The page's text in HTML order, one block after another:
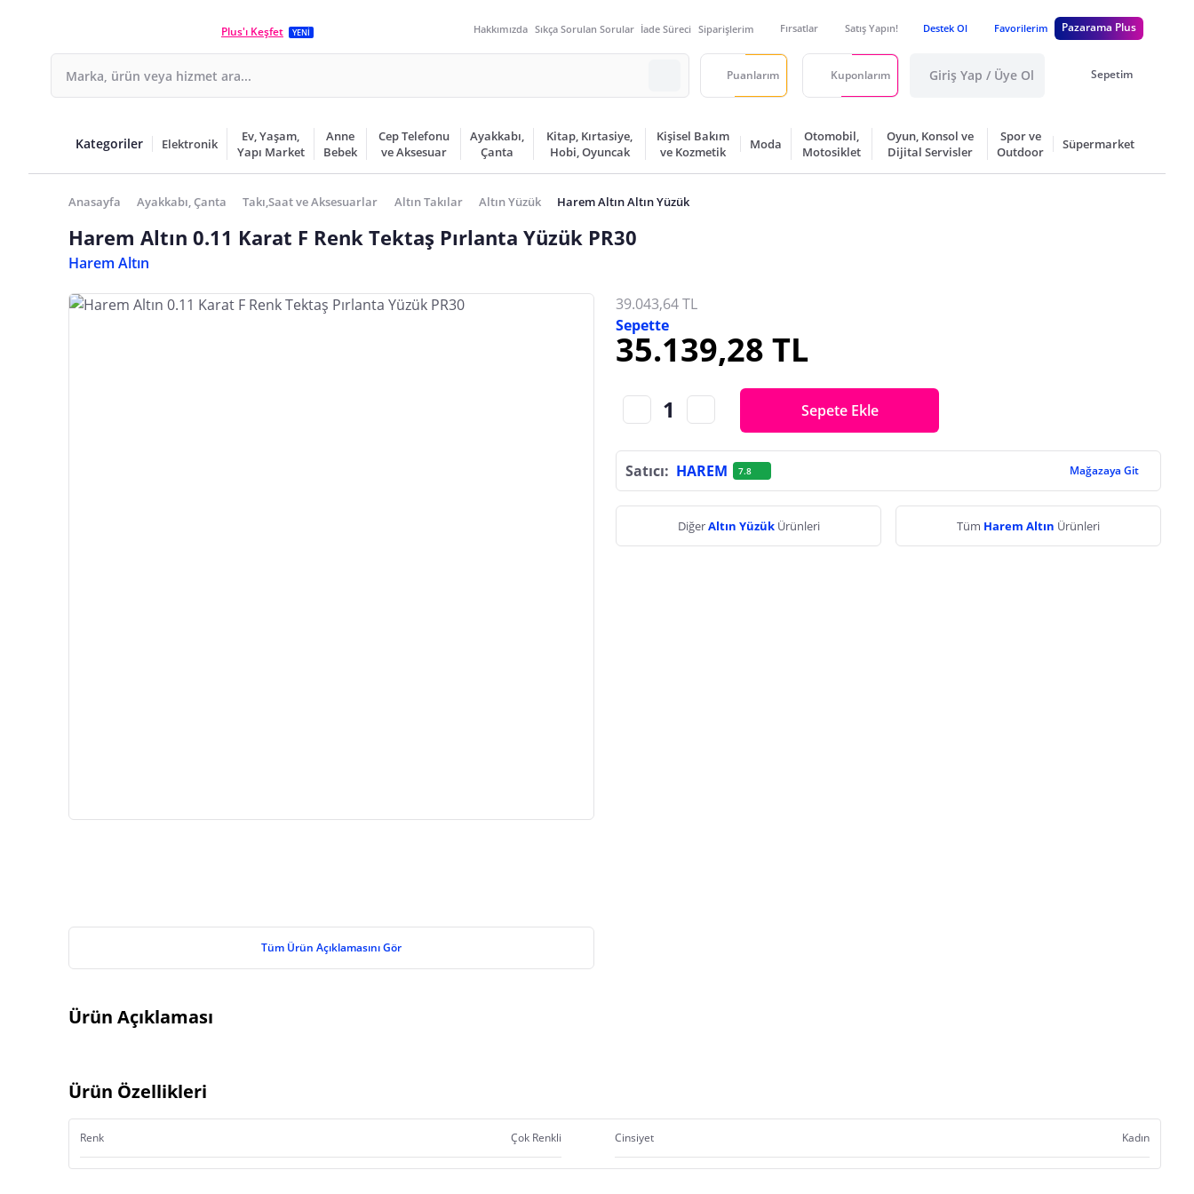
Plus'ı Keşfet YENİ Hakkımızda Sıkça Sorulan Sorular İade Süreci Siparişlerim Fırsatlar Satış Yapın! Destek Ol Favorilerim Pazarama Plus
Puanlarım Kuponlarım Giriş Yap / Üye Ol Sepetim
Kategoriler Elektronik
Ev, Yaşam,
Yapı Market
Anne
Bebek
Cep Telefonu
ve Aksesuar
Ayakkabı,
Çanta
Kitap, Kırtasiye,
Hobi, Oyuncak
Kişisel Bakım
ve Kozmetik
Moda
Otomobil,
Motosiklet
Oyun, Konsol ve
Dijital Servisler
Spor ve
Outdoor
Süpermarket
Anasayfa Ayakkabı, Çanta Takı,Saat ve Aksesuarlar Altın Takılar Altın Yüzük Harem Altın Altın Yüzük
Harem Altın 0.11 Karat F Renk Tektaş Pırlanta Yüzük PR30
Harem Altın
Tüm Ürün Açıklamasını Gör
39.043,64 TL
Sepette
35.139,28 TL
Sepete Ekle
Satıcı: HAREM 7.8 Mağazaya Git
DiğerAltın Yüzük Ürünleri Tüm Harem Altın Ürünleri
Ürün Açıklaması
Ürün Özellikleri
Renk Çok Renkli Cinsiyet Kadın